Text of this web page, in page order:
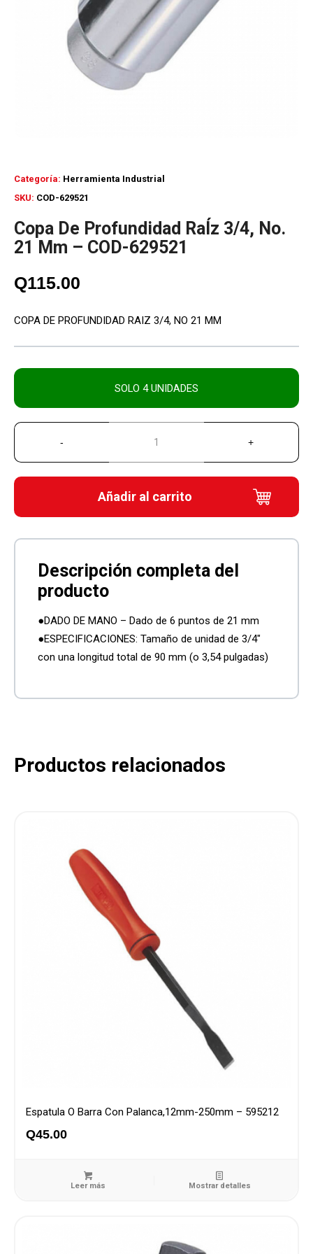
SKU: COD-629521
Categoría: Herramienta Industrial
Copa De Profundidad RaÍz 3/4, No.
21 Mm – COD-629521
Q115.00
COPA DE PROFUNDIDAD RAIZ 3/4, NO 21 MM
SOLO 4 UNIDADES
Añadir al carrito
●DADO DE MANO – Dado de 6 puntos de 21 mm
●ESPECIFICACIONES: Tamaño de unidad de 3/4″
con una longitud total de 90 mm (o 3,54 pulgadas)
Productos relacionados
Espatula O Barra Con Palanca,12mm-250mm – 595212
Q45.00
Leer más Mostrar detalles